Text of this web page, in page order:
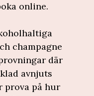
online.
champagne
där
avnjuts
prova på hur